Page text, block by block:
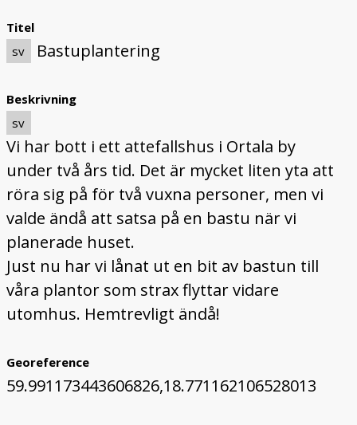
Titel
sv
Bastuplantering
Beskrivning
sv
Vi har bott i ett attefallshus i Ortala by
under två års tid. Det är mycket liten yta att
röra sig på för två vuxna personer, men vi
valde ändå att satsa på en bastu när vi
planerade huset.
Just nu har vi lånat ut en bit av bastun till
våra plantor som strax flyttar vidare
utomhus. Hemtrevligt ändå!
Georeference
59.991173443606826,18.771162106528013